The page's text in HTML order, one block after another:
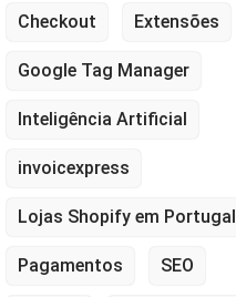
Checkout Extensões
Google Tag Manager
Inteligência Artificial
invoicexpress
Lojas Shopify em Portugal
Pagamentos SEO